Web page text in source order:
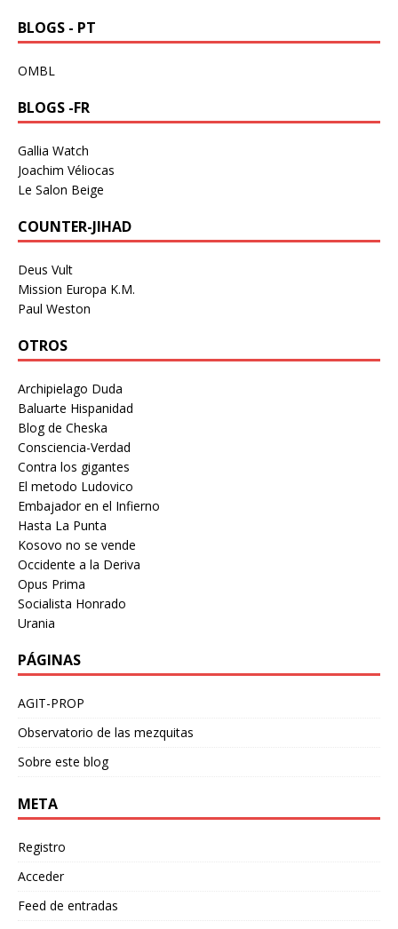
BLOGS - PT
OMBL
BLOGS -FR
Gallia Watch
Joachim Véliocas
Le Salon Beige
COUNTER-JIHAD
Deus Vult
Mission Europa K.M.
Paul Weston
OTROS
Archipielago Duda
Baluarte Hispanidad
Blog de Cheska
Consciencia-Verdad
Contra los gigantes
El metodo Ludovico
Embajador en el Infierno
Hasta La Punta
Kosovo no se vende
Occidente a la Deriva
Opus Prima
Socialista Honrado
Urania
PÁGINAS
AGIT-PROP
Observatorio de las mezquitas
Sobre este blog
META
Registro
Acceder
Feed de entradas